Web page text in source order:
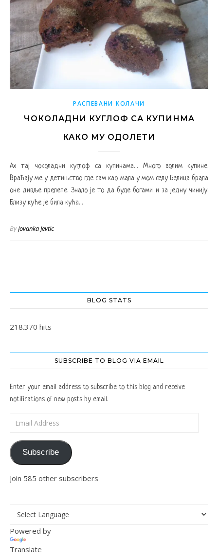
РАСПЕВАНИ КОЛАЧИ
ЧОКОЛАДНИ КУГЛОФ СА КУПИНМA
КАКО МУ ОДОЛЕТИ
Ах тај чоколадни куглоф са купинама… Много волим купине.
Враћају ме у детињство где сам као мала у мом селу Белица брала
оне дивље прелепе. Знало је то да буде богами и за једну чинију.
Близу куће је била кућа…
ByJovanka Jevtic
BLOG STATS
218.370 hits
SUBSCRIBE TO BLOG VIA EMAIL
Enter your email address to subscribe to this blog and receive
notifications of new posts by email.
Subscribe
Join 585 other subscribers
Powered by
Translate